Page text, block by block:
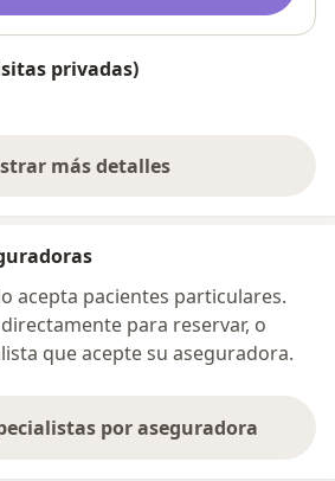
privadas)
más detalles
sobre la dirección
acepta pacientes particulares.
para reservar, o
que acepte su aseguradora.
por aseguradora